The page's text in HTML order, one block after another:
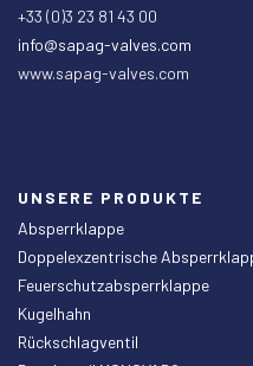
+33 (0)3 23 81 43 00
info@sapag-valves.com
www.sapag-valves.com
UNSERE PRODUKTE
Absperrklappe
Doppelexzentrische
Feuerschutzabsperrklappe
Kugelhahn
Rückschlagventil